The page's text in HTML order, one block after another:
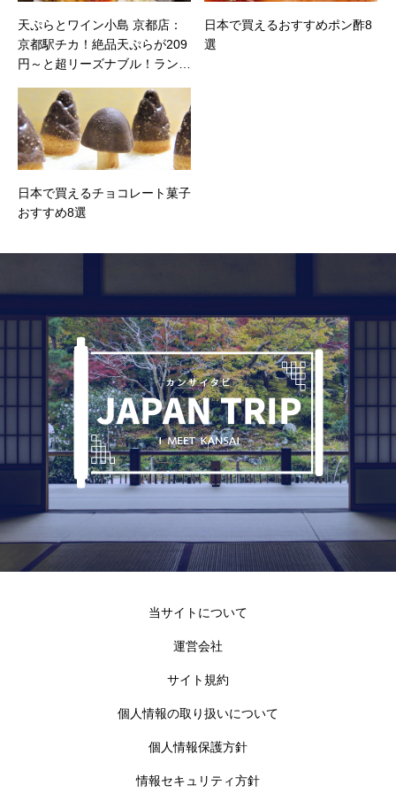
天ぷらとワイン小島 京都店：
京都駅チカ！絶品天ぷらが209
円～と超リーズナブル！ランチ
日本で買えるおすすめポン酢8
選
日本で買えるチョコレート菓子
おすすめ8選
当サイトについて
運営会社
サイト規約
個人情報の取り扱いについて
個人情報保護方針
情報セキュリティ方針